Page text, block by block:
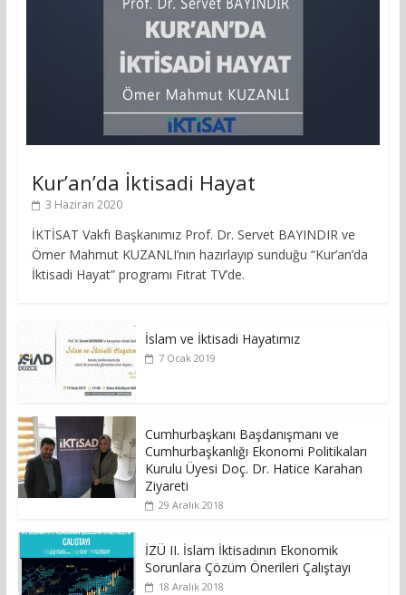
Kur’an’da İktisadi Hayat
3 Haziran 2020
İKTİSAT Vakfı Başkanımız Prof. Dr. Servet BAYINDIR ve
Ömer Mahmut KUZANLI’nın hazırlayıp sunduğu “Kur’an’da
İktisadi Hayat” programı Fıtrat TV’de.
İslam ve İktisadi Hayatımız
7 Ocak 2019
Cumhurbaşkanı Başdanışmanı ve
Cumhurbaşkanlığı Ekonomi Politikaları
Kurulu Üyesi Doç. Dr. Hatice Karahan
Ziyareti
29 Aralık 2018
İZÜ II. İslam İktisadının Ekonomik
Sorunlara Çözüm Önerileri Çalıştayı
18 Aralık 2018